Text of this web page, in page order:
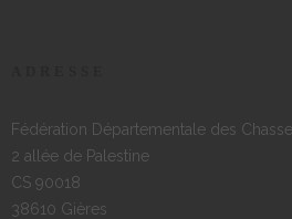
Fédération Départementale des
2 allée de Palestine
CS 90018
38610 Gières